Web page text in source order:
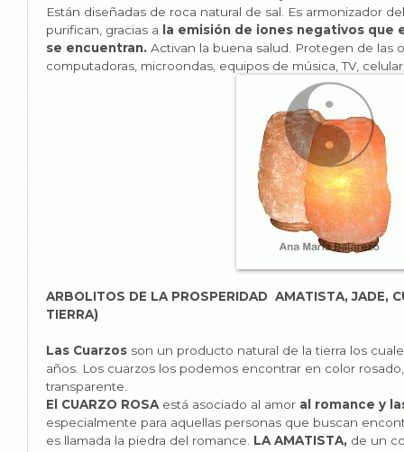
Están diseñadas de roca natural de sal. Es armonizador
purifican, gracias a
la emisión de iones negativos que
se encuentran. Activan la buena salud. Protegen de las
computadoras, microondas, equipos de música, TV,
ARBOLITOS DE LA PROSPERIDAD AMATISTA, JADE,
TIERRA)
Las Cuarzos son un producto natural de la tierra los
años. Los cuarzos los podemos encontrar en color
transparente.
El CUARZO ROSA está asociado al amor al romance y
especialmente para aquellas personas que buscan
es llamada la piedra del romance. LA AMATISTA, de un